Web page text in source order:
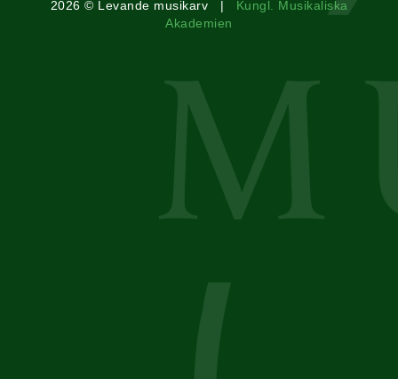
2026 © Levande musikarv | Kungl. Musikaliska
Akademien